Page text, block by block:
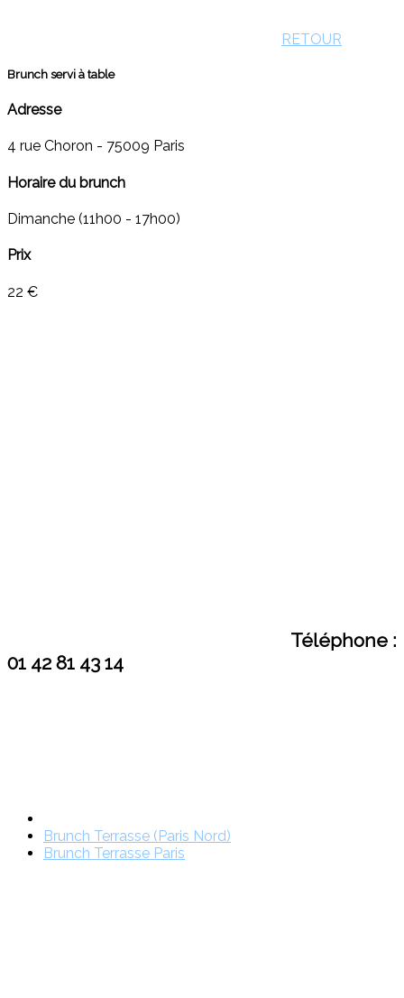
RETOUR
Brunch servi à table
Adresse
4 rue Choron - 75009 Paris
Horaire du brunch
Dimanche (11h00 - 17h00)
Prix
22 €
Téléphone :
01 42 81 43 14
Brunch Terrasse (Paris Nord)
Brunch Terrasse Paris